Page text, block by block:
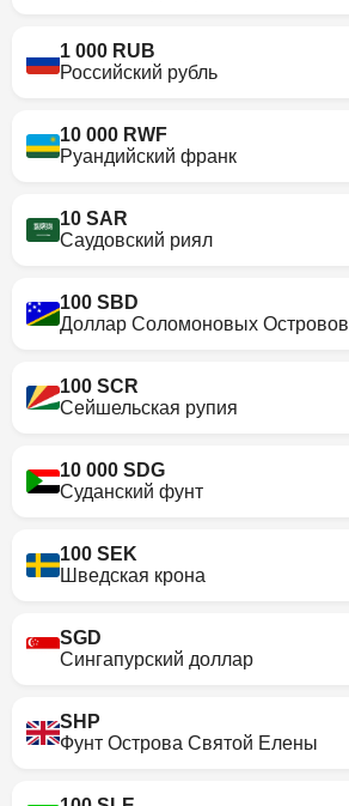
1 000 RUB
Российский рубль
10 000 RWF
Руандийский франк
10 SAR
Саудовский риял
100 SBD
Доллар Соломоновых Островов
100 SCR
Сейшельская рупия
10 000 SDG
Суданский фунт
100 SEK
Шведская крона
SGD
Сингапурский доллар
SHP
Фунт Острова Святой Елены